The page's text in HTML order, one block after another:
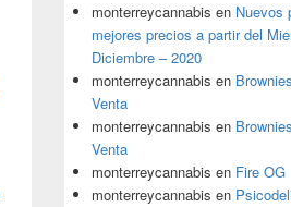
monterreycannabis en Nuevos
mejores precios a partir del
Diciembre – 2020
monterreycannabis en
Venta
monterreycannabis en
Venta
monterreycannabis en Fire OG
monterreycannabis en